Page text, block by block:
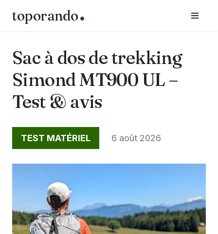
contenu
toporando
Sac à dos de trekking
Simond MT900 UL –
Test & avis
TEST MATÉRIEL 6 août 2026